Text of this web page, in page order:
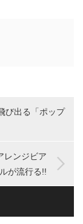
び出る「ポップ
レンジビア
が流行る!!